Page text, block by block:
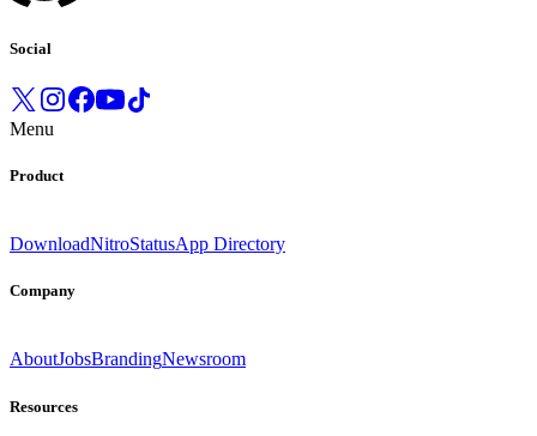
Social
Menu
Product
DownloadNitroStatusApp Directory
Company
AboutJobsBrandingNewsroom
Resources